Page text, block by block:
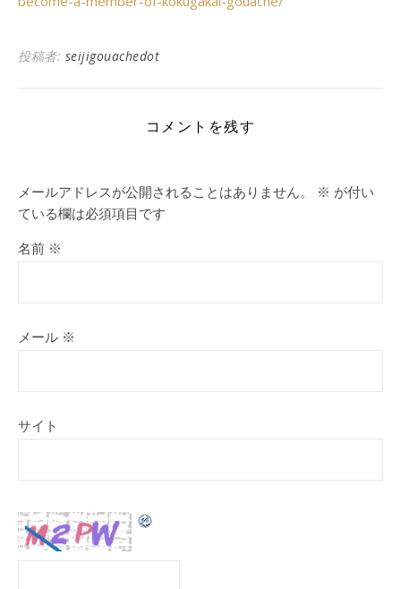
投稿者: seijigouachedot
コメントを残す
メールアドレスが公開されることはありません。 ※ が付い
ている欄は必須項目です
名前 ※
メール ※
サイト